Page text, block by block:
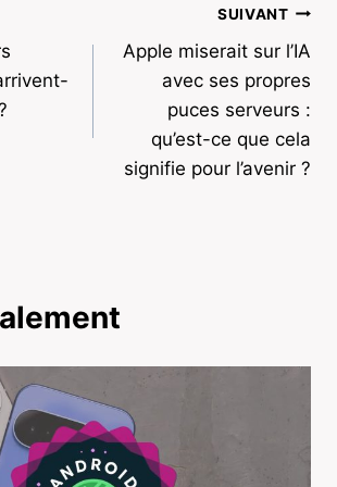
SUIVANT
Apple miserait sur l’IA
avec ses propres
puces serveurs :
qu’est-ce que cela
signifie pour l’avenir ?